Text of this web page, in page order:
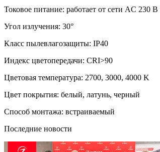
Токовое питание: работает от сети AC 230
Угол излучения: 30°
Класс пылевлагозащиты: IP40
Индекс цветопередачи: CRI>90
Цветовая температура: 2700, 3000, 4000 K
Цвет покрытия: белый, латунь, черный
Способ монтажа: встраиваемый
Последние новости